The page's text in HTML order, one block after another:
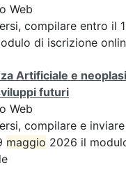
Web
compilare entro il
di iscrizione
Artificiale e
futuri
Web
compilare e
maggio 2026 il